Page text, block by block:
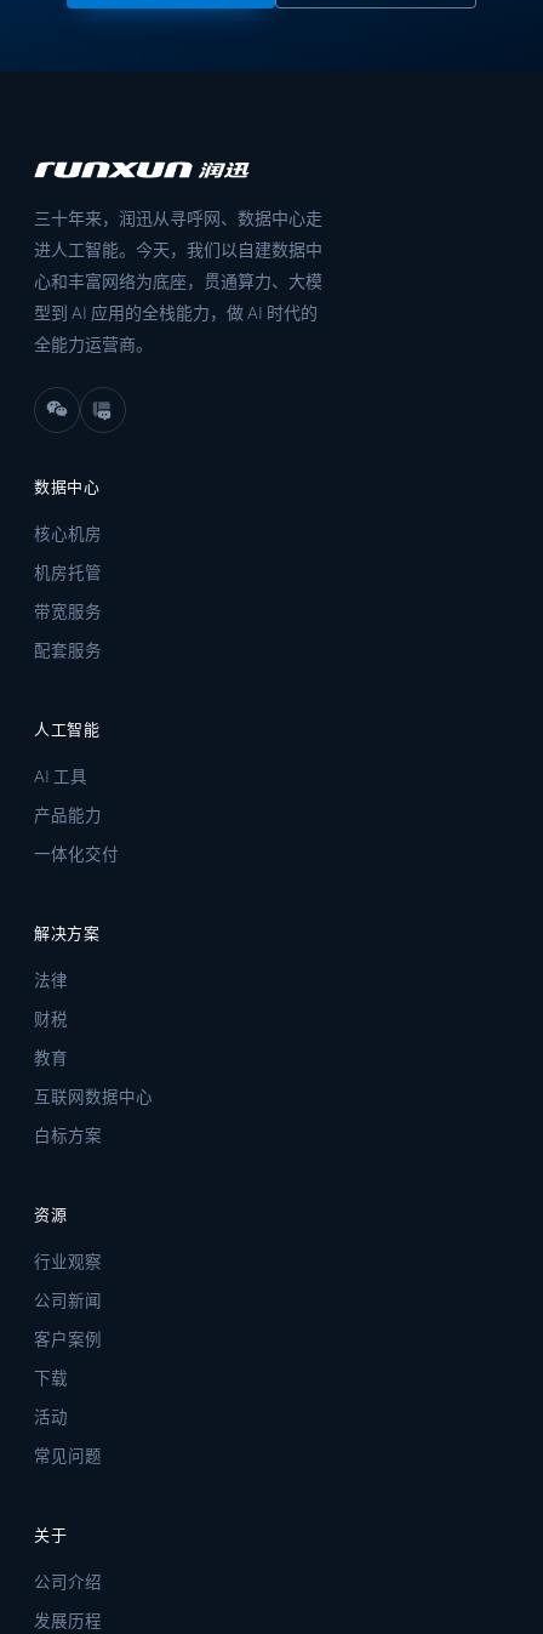
三十年来，润迅从寻呼网、数据中心走
进人工智能。今天，我们以自建数据中
心和丰富网络为底座，贯通算力、大模
型到 AI 应用的全栈能力，做 AI 时代的
全能力运营商。
数据中心
核心机房
机房托管
带宽服务
配套服务
人工智能
AI 工具
产品能力
一体化交付
解决方案
法律
财税
教育
互联网数据中心
白标方案
资源
行业观察
公司新闻
客户案例
下载
活动
常见问题
关于
公司介绍
发展历程